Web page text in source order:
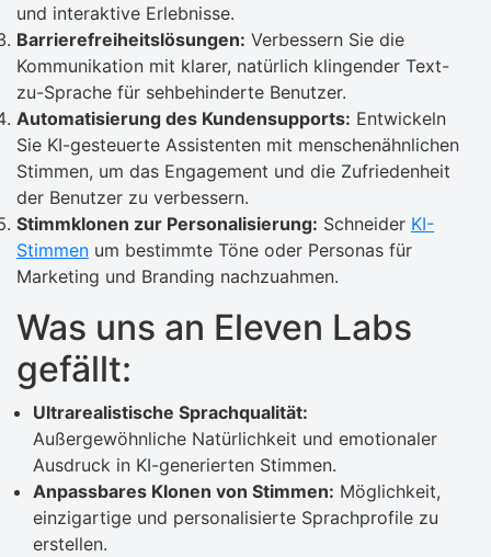
und interaktive Erlebnisse.
Barrierefreiheitslösungen: Verbessern Sie die
Kommunikation mit klarer, natürlich klingender Text-
zu-Sprache für sehbehinderte Benutzer.
Automatisierung des Kundensupports: Entwickeln
Sie KI-gesteuerte Assistenten mit menschenähnlichen
Stimmen, um das Engagement und die Zufriedenheit
der Benutzer zu verbessern.
Stimmklonen zur Personalisierung: Schneider KI-
Stimmen um bestimmte Töne oder Personas für
Marketing und Branding nachzuahmen.
Was uns an Eleven Labs
gefällt:
Ultrarealistische Sprachqualität:
Außergewöhnliche Natürlichkeit und emotionaler
Ausdruck in KI-generierten Stimmen.
Anpassbares Klonen von Stimmen: Möglichkeit,
einzigartige und personalisierte Sprachprofile zu
erstellen.